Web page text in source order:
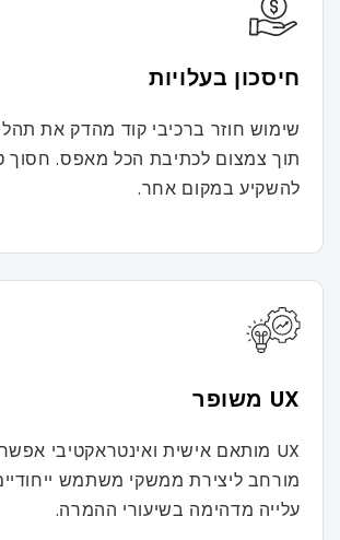
חיסכון בעלויות
שימוש חוזר ברכיבי קוד מהדק את
תוך צמצום לכתיבת הכל מאפס. חסוך
להשקיע במקום אחר.
UX משופר
מורחב ליצירת ממשקי משתמש
עלייה מדהימה בשיעורי ההמרה.